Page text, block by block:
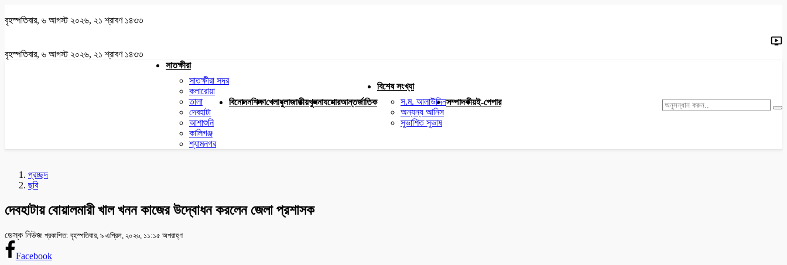
বৃহস্পতিবার, ৬ আগস্ট ২০২৬, ২১ শ্রাবণ ১৪৩৩
বৃহস্পতিবার, ৬ আগস্ট ২০২৬, ২১ শ্রাবণ ১৪৩৩
সাতক্ষীরা
সাতক্ষীরা সদর
কলারোয়া
তালা
দেবহাটা
আশাশুনি
কালিগঞ্জ
শ্যামনগর
বিনোদনশিক্ষাখেলাধুলাজাতীয়খুলনাযশোরআন্তর্জাতিক
বিশেষ সংখ্যা
স.ম. আলাউদ্দিন
অন্যন্য আনিস
সুভাশিত সুভাষ
সম্পাদকীয়ই-পেপার
প্রচ্ছদ
ছবি
দেবহাটায় বোয়ালমারী খাল খনন কাজের উদ্বোধন করলেন জেলা প্রশাসক
ডেস্ক নিউজ প্রকাশিত: বৃহস্পতিবার, ৯ এপ্রিল, ২০২৬, ১১:১৫ অপরাহ্ণ
Facebook